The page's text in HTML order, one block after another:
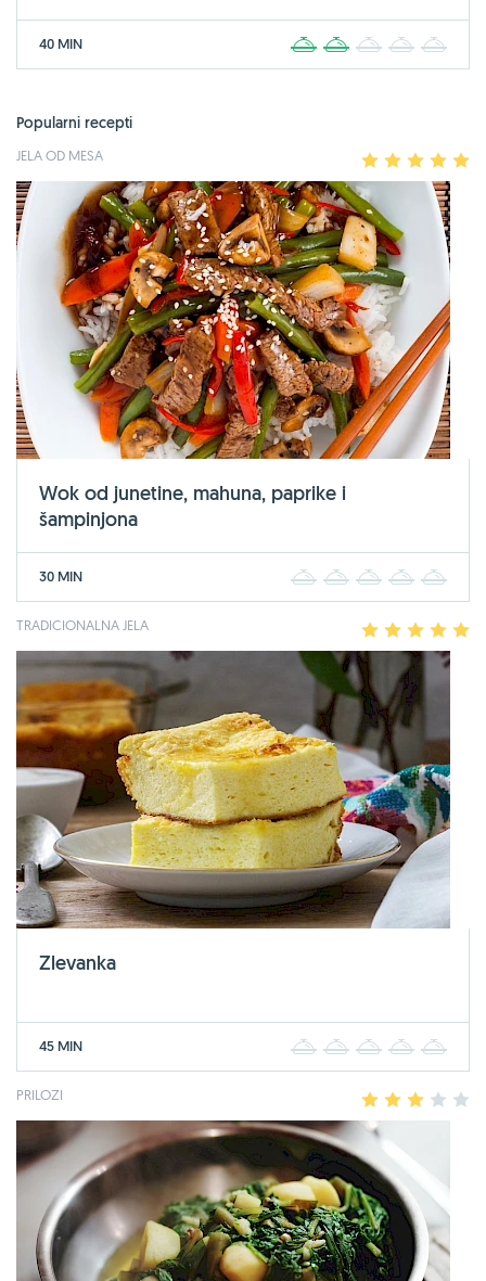
40 MIN 2 3 4
Popularni recepti
JELA OD MESA 2 3 4
Wok od junetine, mahuna, paprike i
šampinjona
30 MIN 2 3 4
TRADICIONALNA JELA 2 3 4
Zlevanka
45 MIN 2 3 4
PRILOZI 2 3 4